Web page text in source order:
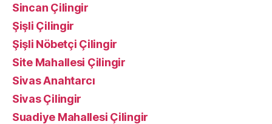
Sincan Çilingir
Şişli Çilingir
Şişli Nöbetçi Çilingir
Site Mahallesi Çilingir
Sivas Anahtarcı
Sivas Çilingir
Suadiye Mahallesi Çilingir